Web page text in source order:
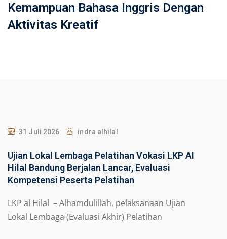
Kemampuan Bahasa Inggris Dengan
Aktivitas Kreatif
31 Juli 2026 indra alhilal
Ujian Lokal Lembaga Pelatihan Vokasi LKP Al
Hilal Bandung Berjalan Lancar, Evaluasi
Kompetensi Peserta Pelatihan
LKP al Hilal – Alhamdulillah, pelaksanaan Ujian
Lokal Lembaga (Evaluasi Akhir) Pelatihan